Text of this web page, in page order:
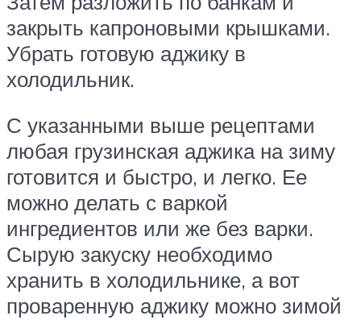
закрыть капроновыми крышками.
Убрать готовую аджику в
холодильник.
С указанными выше рецептами
любая грузинская аджика на зиму
готовится и быстро, и легко. Ее
можно делать с варкой
ингредиентов или же без варки.
Сырую закуску необходимо
хранить в холодильнике, а вот
проваренную аджику можно зимой